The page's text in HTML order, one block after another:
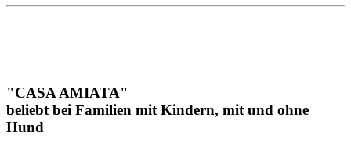
"CASA AMIATA"
beliebt bei Familien mit Kindern, mit und ohne
Hund